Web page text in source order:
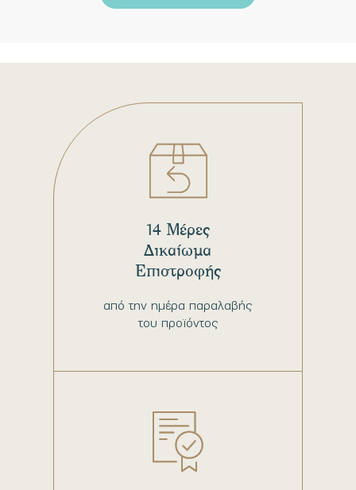
από την ημέρα παραλαβής
του προϊόντος
14 Μέρες
Δικαίωμα
Επιστροφής